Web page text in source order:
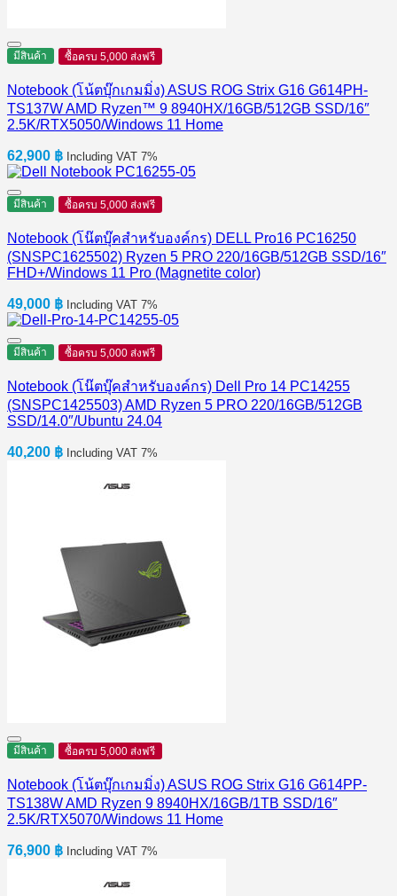
มีสินค้า ซื้อครบ 5,000 ส่งฟรี
Notebook (โน้ตบุ๊กเกมมิ่ง) ASUS ROG Strix G16 G614PH-
TS137W AMD Ryzen™ 9 8940HX/16GB/512GB SSD/16″
2.5K/RTX5050/Windows 11 Home
62,900 ฿ Including VAT 7%
มีสินค้า ซื้อครบ 5,000 ส่งฟรี
Notebook (โน๊ตบุ๊คสำหรับองค์กร) DELL Pro16 PC16250
(SNSPC1625502) Ryzen 5 PRO 220/16GB/512GB SSD/16″
FHD+/Windows 11 Pro (Magnetite color)
49,000 ฿ Including VAT 7%
มีสินค้า ซื้อครบ 5,000 ส่งฟรี
Notebook (โน๊ตบุ๊คสำหรับองค์กร) Dell Pro 14 PC14255
(SNSPC1425503) AMD Ryzen 5 PRO 220/16GB/512GB
SSD/14.0″/Ubuntu 24.04
40,200 ฿ Including VAT 7%
มีสินค้า ซื้อครบ 5,000 ส่งฟรี
Notebook (โน้ตบุ๊กเกมมิ่ง) ASUS ROG Strix G16 G614PP-
TS138W AMD Ryzen 9 8940HX/16GB/1TB SSD/16″
2.5K/RTX5070/Windows 11 Home
76,900 ฿ Including VAT 7%